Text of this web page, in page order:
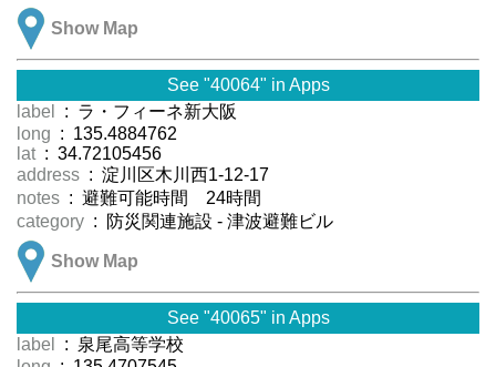
Show Map
See "40064" in Apps
label
: ラ・フィーネ新大阪
long : 135.4884762
lat : 34.72105456
address : 淀川区木川西1-12-17
notes : 避難可能時間 24時間
category : 防災関連施設 - 津波避難ビル
Show Map
See "40065" in Apps
label
: 泉尾高等学校